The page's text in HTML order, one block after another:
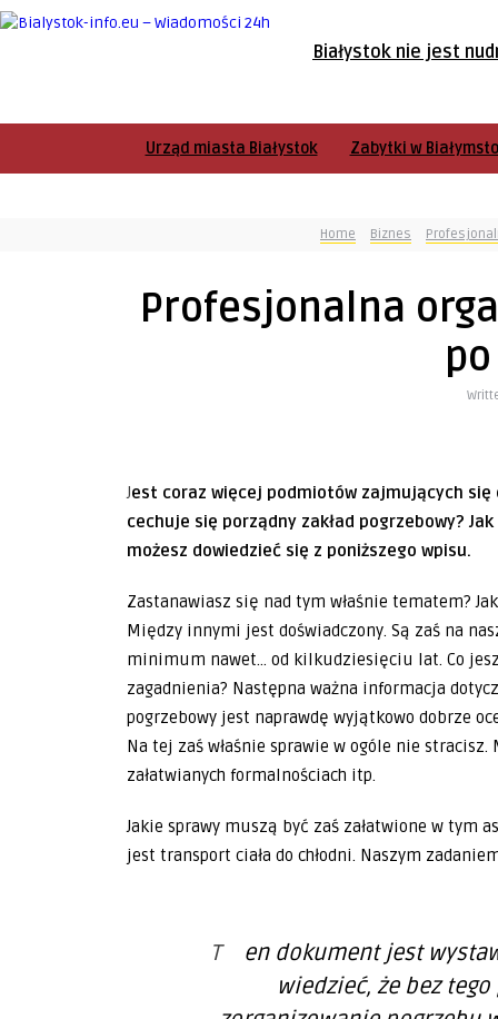
Białystok nie jest
Urząd miasta Białystok Zabytki w
Home Biznes
Profesjonalna
Jest coraz więcej podmiotów zajmujących się organizowaniem ceremonii pogrzebowych. Czym
cechuje się porządny zakład pogrzebowy?
możesz dowiedzieć się z poniższego wpisu.
Zastanawiasz się nad tym właśnie tematem?
Między innymi jest doświadczony. Są zaś na
minimum nawet… od kilkudziesięciu lat. Co
zagadnienia? Następna ważna informacja
pogrzebowy jest naprawdę wyjątkowo dobrze
Na tej zaś właśnie sprawie w ogóle nie stracisz.
załatwianych formalnościach itp.
Jakie sprawy muszą być zaś załatwione w tym
jest transport ciała do chłodni. Naszym
Ten dokument jest wystawiany na bazie karty zgonu. Warto
wiedzieć, że bez